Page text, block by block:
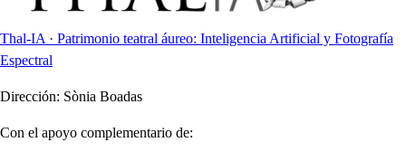
Thal-IA · Patrimonio teatral áureo: Inteligencia Artificial y Fotografía
Espectral
Dirección: Sònia Boadas
Con el apoyo complementario de: